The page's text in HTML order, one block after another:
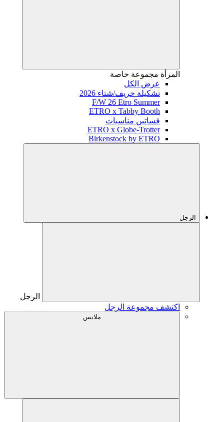
المرأة مجموعة خاصة
عرض الكل
تشكيلة خريف/شتاء 2026
F/W 26 Etro Summer
ETRO x Tabby Booth
فساتين مناسبات
ETRO x Globe-Trotter
Birkenstock by ETRO
الرجل
الرجل
اكتشف مجموعة الرجل
ملابس